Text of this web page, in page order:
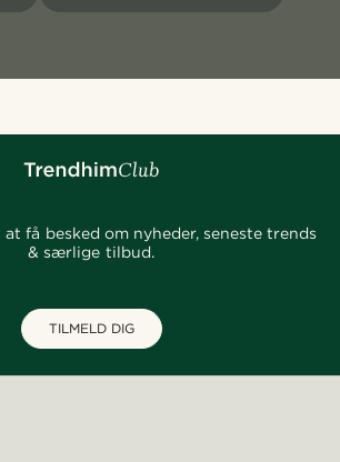
få besked om nyheder, seneste trends
& særlige tilbud.
TILMELD DIG